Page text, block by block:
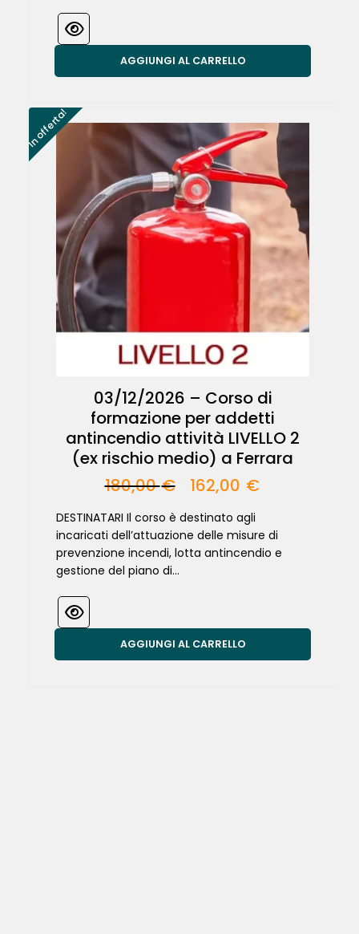
AGGIUNGI AL CARRELLO
In offerta!
03/12/2026 – Corso di
formazione per addetti
antincendio attività LIVELLO 2
(ex rischio medio) a Ferrara
180,00€ 162,00 €
DESTINATARI Il corso è destinato agli
incaricati dell’attuazione delle misure di
prevenzione incendi, lotta antincendio e
gestione del piano di...
AGGIUNGI AL CARRELLO